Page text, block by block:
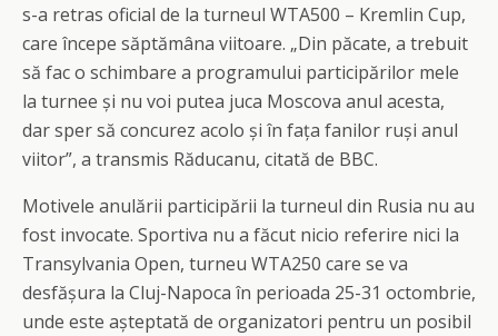
s-a retras oficial de la turneul WTA500 – Kremlin Cup,
care începe săptămâna viitoare. „Din păcate, a trebuit
să fac o schimbare a programului participărilor mele
la turnee și nu voi putea juca Moscova anul acesta,
dar sper să concurez acolo și în fața fanilor ruși anul
viitor”, a transmis Răducanu, citată de BBC.
Motivele anulării participării la turneul din Rusia nu au
fost invocate. Sportiva nu a făcut nicio referire nici la
Transylvania Open, turneu WTA250 care se va
desfășura la Cluj-Napoca în perioada 25-31 octombrie,
unde este așteptată de organizatori pentru un posibil